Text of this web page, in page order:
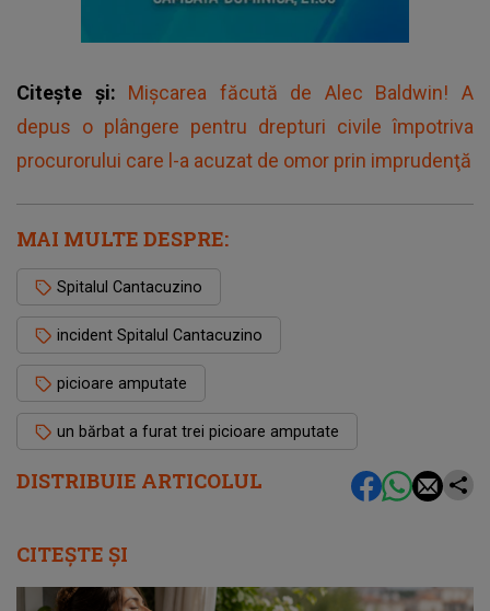
DISTRIBUIE ARTICOLUL
Citește și: Mișcarea făcută de Alec Baldwin! A
depus o plângere pentru drepturi civile împotriva
procurorului care l-a acuzat de omor prin imprudenţă
MAI MULTE DESPRE:
Spitalul Cantacuzino
incident Spitalul Cantacuzino
picioare amputate
un bărbat a furat trei picioare amputate
CITEȘTE ȘI